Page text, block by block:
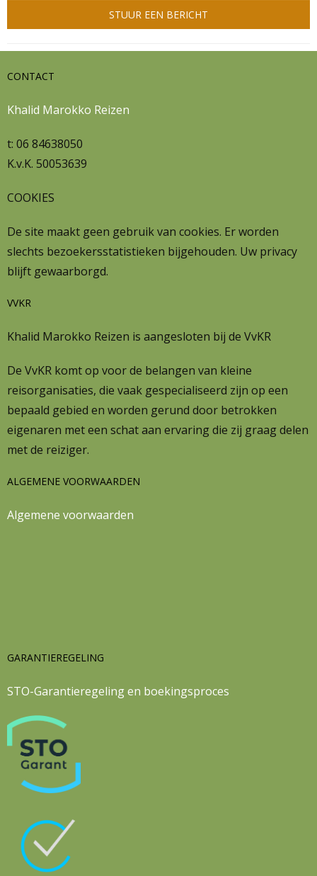
STUUR EEN BERICHT
CONTACT
Khalid Marokko Reizen
t: 06 84638050
K.v.K. 50053639
COOKIES
De site maakt geen gebruik van cookies. Er worden
slechts bezoekersstatistieken bijgehouden. Uw privacy
blijft gewaarborgd.
VVKR
Khalid Marokko Reizen is aangesloten bij de VvKR
De VvKR komt op voor de belangen van kleine
reisorganisaties, die vaak gespecialiseerd zijn op een
bepaald gebied en worden gerund door betrokken
eigenaren met een schat aan ervaring die zij graag delen
met de reiziger.
ALGEMENE VOORWAARDEN
Algemene voorwaarden
GARANTIEREGELING
STO-Garantieregeling en boekingsproces